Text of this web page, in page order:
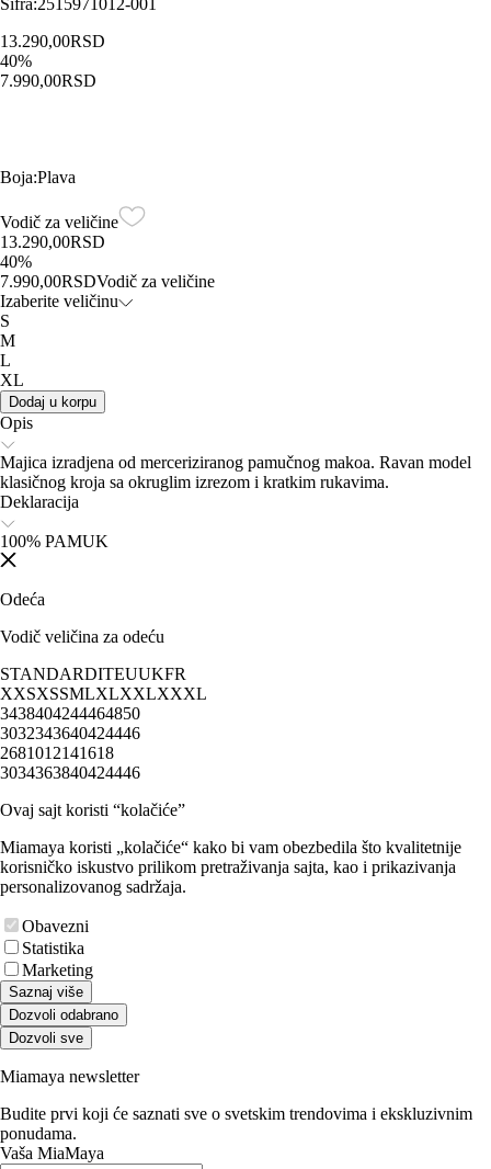
13.290,00RSD
40%
7.990,00RSD
Boja:Plava
Vodič za veličine
13.290,00RSD
40%
7.990,00RSDVodič za veličine
Izaberite veličinu
S
M
L
XL
Dodaj u korpu
Opis
Majica izradjena od merceriziranog pamučnog makoa. Ravan model
klasičnog kroja sa okruglim izrezom i kratkim rukavima.
Deklaracija
100% PAMUK
Odeća
Vodič veličina za odeću
STANDARDITEUUKFR
XXSXSSMLXLXXLXXXL
3438404244464850
3032343640424446
2681012141618
3034363840424446
Ovaj sajt koristi “kolačiće”
Miamaya koristi „kolačiće“ kako bi vam obezbedila što kvalitetnije
korisničko iskustvo prilikom pretraživanja sajta, kao i prikazivanja
personalizovanog sadržaja.
Obavezni
Statistika
Marketing
Saznaj više
Dozvoli odabrano
Dozvoli sve
Miamaya newsletter
Budite prvi koji će saznati sve o svetskim trendovima i ekskluzivnim
ponudama.
Vaša MiaMaya